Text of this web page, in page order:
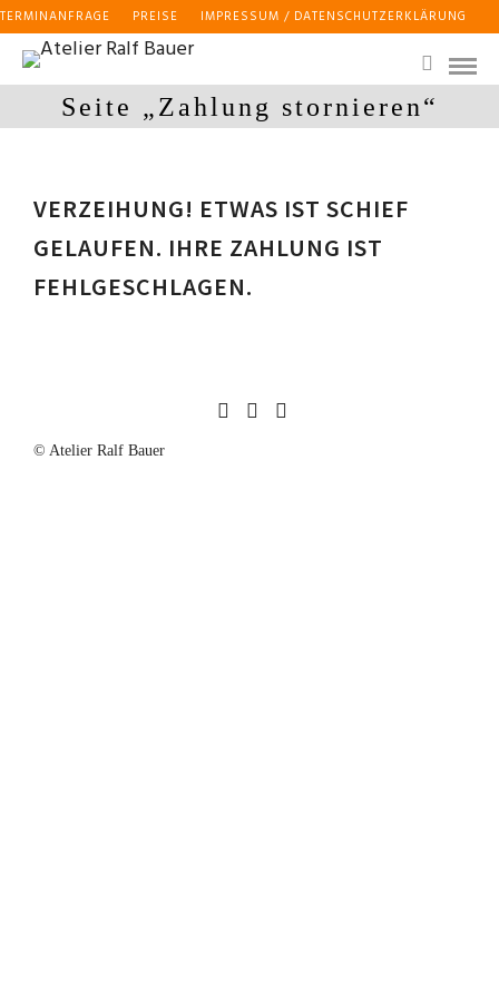
TERMINANFRAGE PREISE IMPRESSUM / DATENSCHUTZERKLÄRUNG
Seite „Zahlung stornieren“
VERZEIHUNG! ETWAS IST SCHIEF
GELAUFEN. IHRE ZAHLUNG IST
FEHLGESCHLAGEN.
© Atelier Ralf Bauer